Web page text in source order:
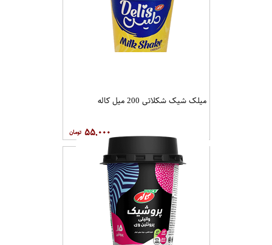
میلک شیک شکلاتی 200 میل کاله
۵۵,۰۰۰